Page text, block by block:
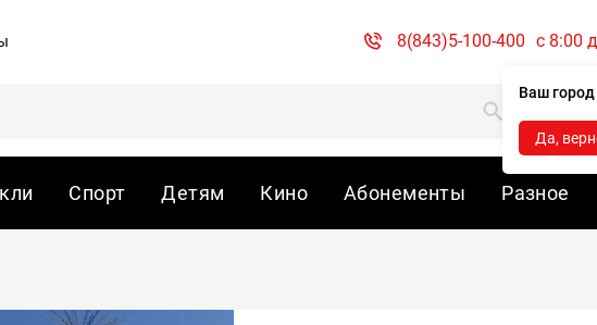
8(843)5-100-400 c 8:00
Ваш
Да,
Спорт Детям Кино Абонементы Разное